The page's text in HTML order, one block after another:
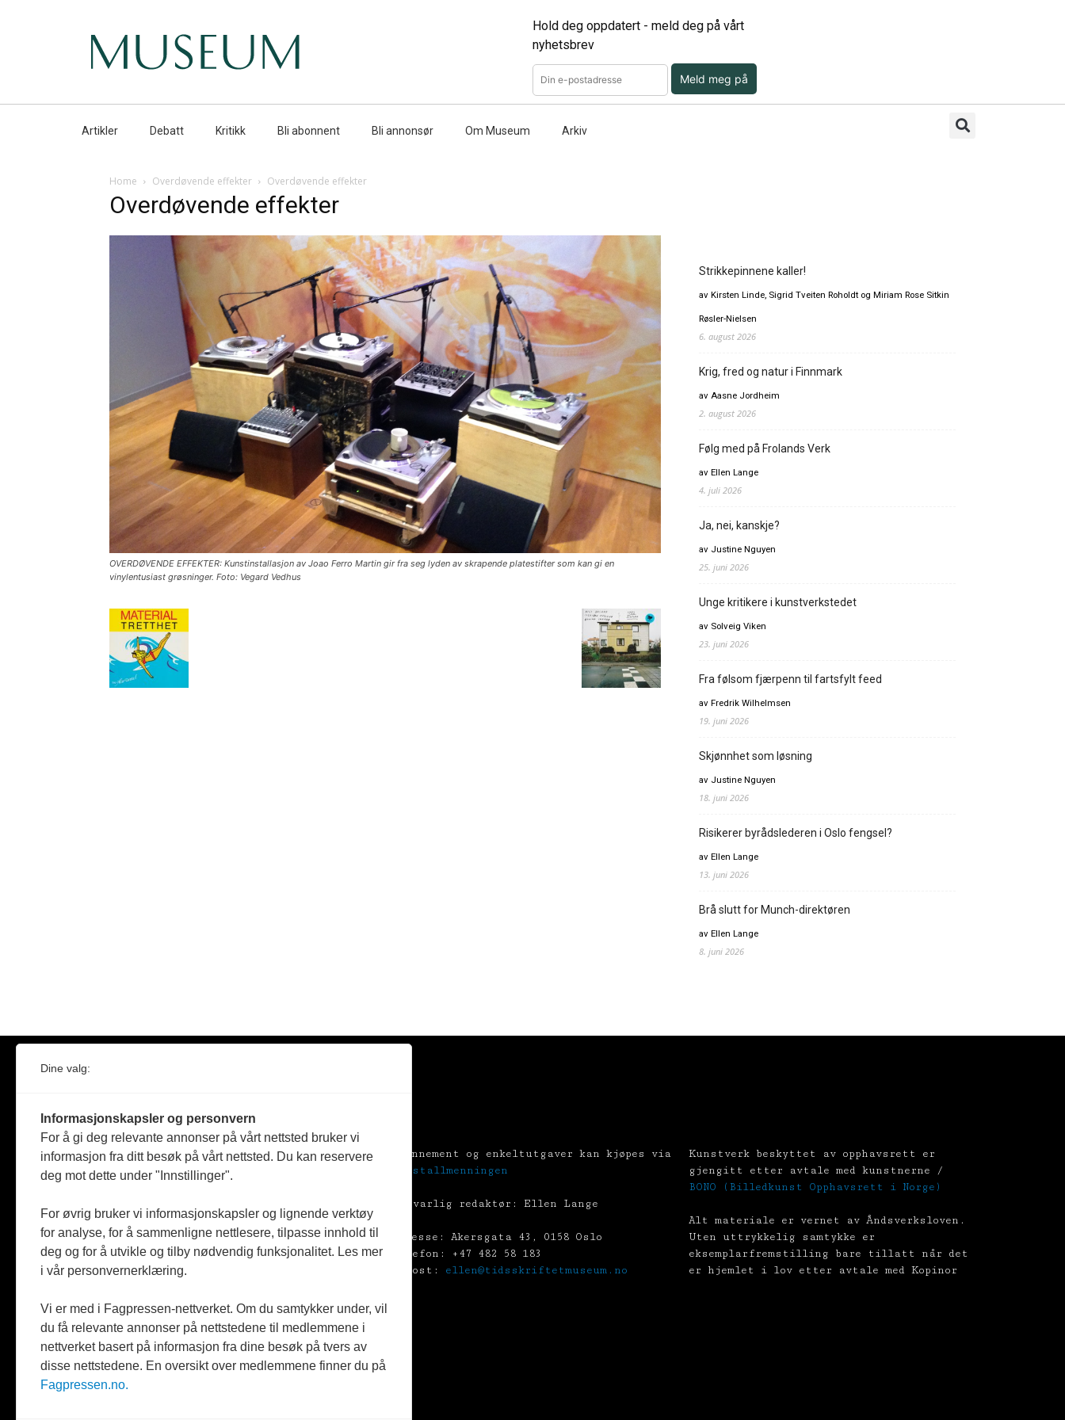
Hold deg oppdatert - meld deg på vårt
nyhetsbrev
Meld meg på
Artikler Debatt Kritikk Bli abonnent Bli annonsør Om Museum Arkiv
Home Overdøvende effekter Overdøvende effekter
Overdøvende effekter
OVERDØVENDE EFFEKTER: Kunstinstallasjon av Joao Ferro Martin gir fra seg lyden av skrapende platestifter som kan gi en
vinylentusiast grøsninger. Foto: Vegard Vedhus
Strikkepinnene kaller!
av Kirsten Linde, Sigrid Tveiten Roholdt og Miriam Rose Sitkin
Røsler-Nielsen
6. august 2026
Krig, fred og natur i Finnmark
av Aasne Jordheim
2. august 2026
Følg med på Frolands Verk
av Ellen Lange
4. juli 2026
Ja, nei, kanskje?
av Justine Nguyen
25. juni 2026
Unge kritikere i kunstverkstedet
av Solveig Viken
23. juni 2026
Fra følsom fjærpenn til fartsfylt feed
av Fredrik Wilhelmsen
19. juni 2026
Skjønnhet som løsning
av Justine Nguyen
18. juni 2026
Risikerer byrådslederen i Oslo fengsel?
av Ellen Lange
13. juni 2026
Brå slutt for Munch-direktøren
av Ellen Lange
8. juni 2026
Norges eneste magasin for og om museum
Støttet av Kulturrådet og Norges
museumsforbund
plakaten
ABM-media AS
org.nr: 990 863 970
Abonnement og enkeltutgaver kan kjøpes via
Tekstallmenningen
Ansvarlig redaktør: Ellen Lange
Adresse: Akersgata 43, 0158 Oslo
Telefon: +47 482 58 183
E-post: ellen@tidsskriftetmuseum.no
Kunstverk beskyttet av opphavsrett er
gjengitt etter avtale med kunstnerne /
BONO (Billedkunst Opphavsrett i Norge)
Alt materiale er vernet av Åndsverksloven.
Uten uttrykkelig samtykke er
eksemplarfremstilling bare tillatt når det
er hjemlet i lov etter avtale med Kopinor
Dine valg:
Informasjonskapsler og personvern
For å gi deg relevante annonser på vårt nettsted bruker vi
informasjon fra ditt besøk på vårt nettsted. Du kan reservere
deg mot dette under "Innstillinger".
For øvrig bruker vi informasjonskapsler og lignende verktøy
for analyse, for å sammenligne nettlesere, tilpasse innhold til
deg og for å utvikle og tilby nødvendig funksjonalitet. Les mer
i vår personvernerklæring.
Vi er med i Fagpressen-nettverket. Om du samtykker under, vil
du få relevante annonser på nettstedene til medlemmene i
nettverket basert på informasjon fra dine besøk på tvers av
disse nettstedene. En oversikt over medlemmene finner du på
Fagpressen.no.